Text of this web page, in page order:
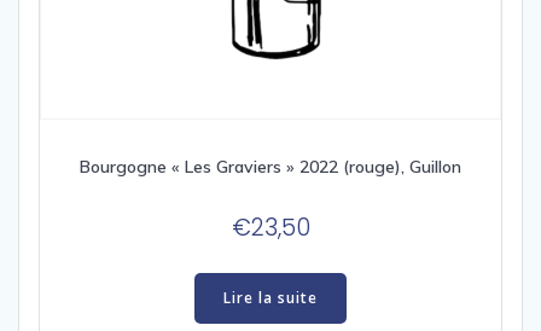
Bourgogne « Les Graviers » 2022 (rouge), Guillon
€23,50
Lire la suite